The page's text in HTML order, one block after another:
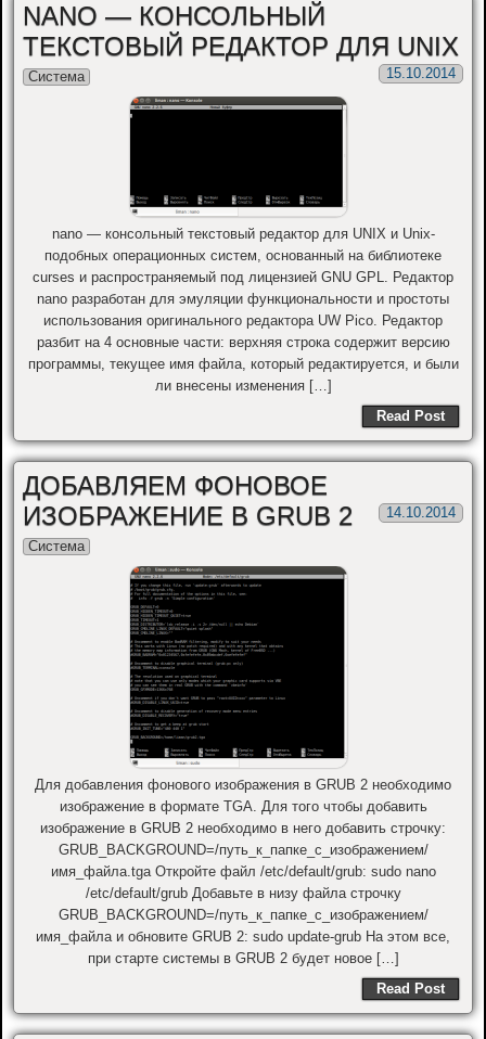
NANO — КОНСОЛЬНЫЙ
ТЕКСТОВЫЙ РЕДАКТОР ДЛЯ UNIX
15.10.2014
Система
nano — консольный текстовый редактор для UNIX и Unix-
подобных операционных систем, основанный на библиотеке
curses и распространяемый под лицензией GNU GPL. Редактор
nano разработан для эмуляции функциональности и простоты
использования оригинального редактора UW Pico. Редактор
разбит на 4 основные части: верхняя строка содержит версию
программы, текущее имя файла, который редактируется, и были
ли внесены изменения […]
Read Post
ДОБАВЛЯЕМ ФОНОВОЕ
ИЗОБРАЖЕНИЕ В GRUB 2
14.10.2014
Система
Для добавления фонового изображения в GRUB 2 необходимо
изображение в формате TGA. Для того чтобы добавить
изображение в GRUB 2 необходимо в него добавить строчку:
GRUB_BACKGROUND=/путь_к_папке_с_изображением/
имя_файла.tga Откройте файл /etc/default/grub: sudo nano
/etc/default/grub Добавьте в низу файла строчку
GRUB_BACKGROUND=/путь_к_папке_с_изображением/
имя_файла и обновите GRUB 2: sudo update-grub На этом все,
при старте системы в GRUB 2 будет новое […]
Read Post